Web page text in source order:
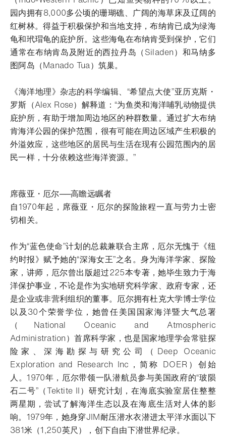
园内拥有8,000多公顷的珊瑚礁、广阔的海草床及辽阔的
红树林。得益于积极保护和当地支持，布纳肯已成为绿海
龟和玳瑁龟的庇护所。这些海龟在布纳肯受到保护，它们
通常在布纳肯岛及附近的西拉丹岛（Siladen）和马纳多
图阿岛（Manado Tua）筑巢。
《海洋地理》杂志的科学编辑、“希望点大使”亚历克斯・
罗斯（Alex Rose）解释道：“为鱼类和海洋哺乳动物提供
庇护所，有助于增加周边地区的种群数量。通过扩大布纳
肯海洋公园的保护范围，很有可能在周边区域产生积极的
外溢效应，这些地区的居民与生活在现有公园范围内的居
民一样，十分依赖这些海洋资源。”
席薇亚・厄尔──高瞻远瞩者
自1970年起，席薇亚・厄尔的探险旅程一直与劳力士密
切相关。
作为“蓝色使命”计划的总裁兼联合主席，厄尔无愧于《纽
约时报》赋予她的“深海女王”之名。身为海洋学家、探险
家，讲师，厄尔曾出版超过225本专著，她毕生致力于海
洋保护事业，不论是作为实地研究科学家、政府专家，还
是企业或非营利组织的董事。厄尔拥有杜克大学博士学位
以及30个荣誉学位，她曾任美国国家海洋暨大气总署
（National Oceanic and Atmospheric
Administration）首席科学家，也是国家地理学会常驻探
险家、深海勘探与研究公司（Deep Oceanic
Exploration and Research Inc，简称 DOER）创始
人。1970年，厄尔带领一队潜航员参与美国政府的“玻陨
石二号”（Tektite II）研究计划，在海底实验室居住整整
两星期，尝试了解海洋生态以及在海底生活对人体的影
响。1979年，她身穿JIM耐压潜水衣潜进太平洋水面以下
381米（1,250英尺），创下自由下潜世界纪录。